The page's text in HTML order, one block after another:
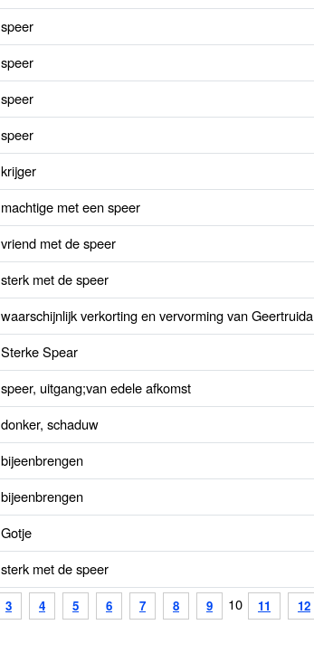
3 4 5 6 7 8 9 10 11 12
speer
speer
speer
speer
krijger
machtige met een speer
vriend met de speer
sterk met de speer
waarschijnlijk verkorting en vervorming van Geertruida
Sterke Spear
speer, uitgang;van edele afkomst
donker, schaduw
bijeenbrengen
bijeenbrengen
Gotje
sterk met de speer